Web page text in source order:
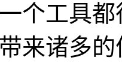
个工具
来诸多